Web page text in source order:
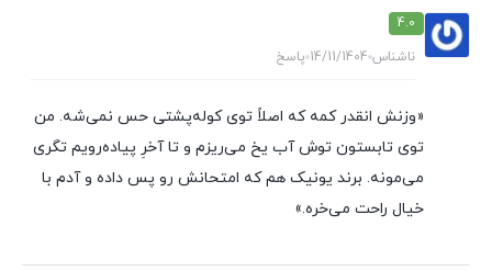
4.0
ناشناس 14/11/1404 پاسخ
«وزنش انقدر کمه که اصلاً توی کوله‌پشتی حس نمی‌شه. من
توی تابستون توش آب یخ می‌ریزم و تا آخرِ پیاده‌رویم تگری
می‌مونه. برند یونیک هم که امتحانش رو پس داده و آدم با
خیال راحت می‌خره.»